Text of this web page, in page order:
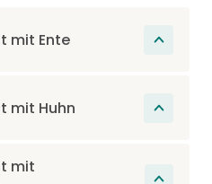
mit Ente
2%,
Kaliumsalze
mit Huhn
2%,
mit